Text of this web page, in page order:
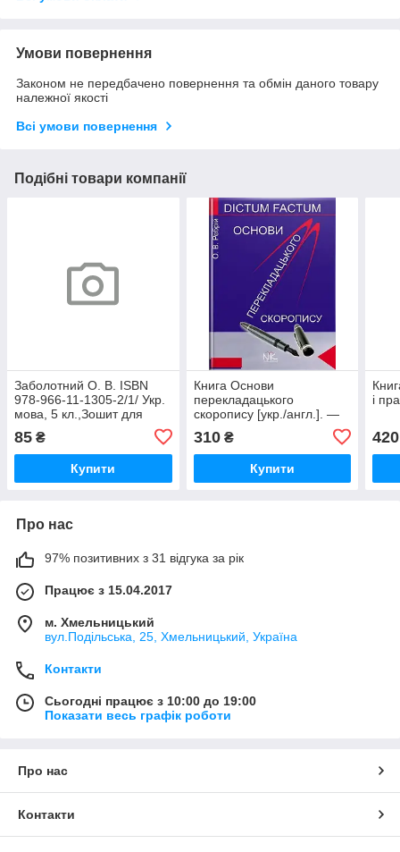
Умови повернення
Законом не передбачено повернення та обмін даного товару
належної якості
Всі умови повернення
Подібні товари компанії
Заболотний О. В. ISBN
978-966-11-1305-2/1/ Укр.
мова, 5 кл.,Зошит для
підсумкового оцінювання
навч. досягнень
85 ₴
Купити
Книга Основи
перекладацького
скоропису [укр./англ.]. —
310₴
Купити
і
420
Про нас
97% позитивних з 31 відгука за рік
Працює з 15.04.2017
м. Хмельницький
вул.Подільська, 25, Хмельницький, Україна
Контакти
Сьогодні працює з 10:00 до 19:00
Показати весь графік роботи
Про нас
Контакти